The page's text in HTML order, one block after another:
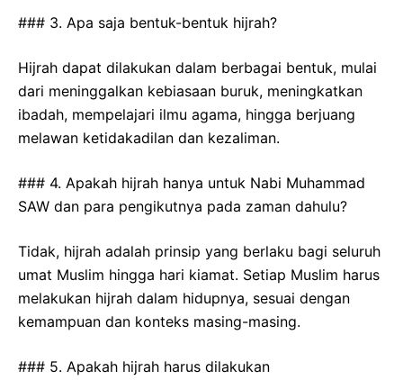
### 3. Apa saja bentuk-bentuk hijrah?
Hijrah dapat dilakukan dalam berbagai bentuk, mulai
dari meninggalkan kebiasaan buruk, meningkatkan
ibadah, mempelajari ilmu agama, hingga berjuang
melawan ketidakadilan dan kezaliman.
### 4. Apakah hijrah hanya untuk Nabi Muhammad
SAW dan para pengikutnya pada zaman dahulu?
Tidak, hijrah adalah prinsip yang berlaku bagi seluruh
umat Muslim hingga hari kiamat. Setiap Muslim harus
melakukan hijrah dalam hidupnya, sesuai dengan
kemampuan dan konteks masing-masing.
### 5. Apakah hijrah harus dilakukan